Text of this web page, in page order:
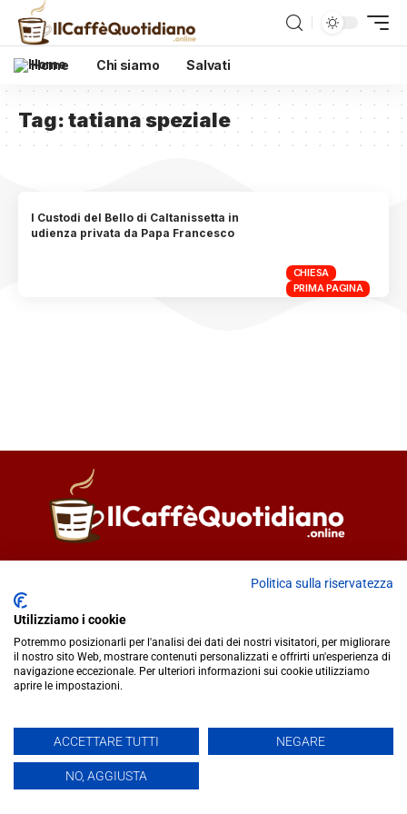
Home Chi siamo Salvati
Tag:tatiana speziale
CHIESA
PRIMA PAGINA
I Custodi del Bello di Caltanissetta in
udienza privata da Papa Francesco
redazione@ilcaffequotidiano.online
C.F. 92076900858
Chi siamo
Privacy & Cookie Policy
IlCaffèQuotidiano.online è una testata giornalistica registrata
presso il Tribunale di Caltanissetta n.02/2024 del 17/07/2024 |
Realizzato da
Politica sulla riservatezza
Utilizziamo i cookie
Potremmo posizionarli per l'analisi dei dati dei nostri visitatori, per migliorare
il nostro sito Web, mostrare contenuti personalizzati e offrirti un'esperienza di
navigazione eccezionale. Per ulteriori informazioni sui cookie utilizziamo
aprire le impostazioni.
ACCETTARE TUTTI NEGARE
NO, AGGIUSTA